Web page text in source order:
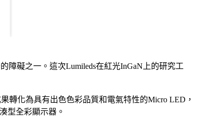
障礙之一。這次Lumileds在紅光InGaN上的研究工
轉化為具有出色色彩品質和電氣特性的Micro LED，
型全彩顯示器。